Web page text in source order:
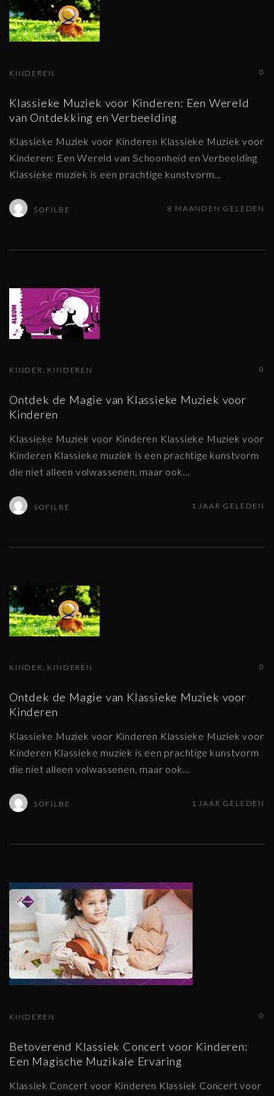
0
KINDEREN
Klassieke Muziek voor Kinderen: Een Wereld
van Ontdekking en Verbeelding
Klassieke Muziek voor Kinderen Klassieke Muziek voor
Kinderen: Een Wereld van Schoonheid en Verbeelding
Klassieke muziek is een prachtige kunstvorm…
SOFILBE 8 MAANDEN GELEDEN
0
KINDER KINDEREN
Ontdek de Magie van Klassieke Muziek voor
Kinderen
Klassieke Muziek voor Kinderen Klassieke Muziek voor
Kinderen Klassieke muziek is een prachtige kunstvorm
die niet alleen volwassenen, maar ook…
SOFILBE 1 JAAR GELEDEN
0
KINDER KINDEREN
Ontdek de Magie van Klassieke Muziek voor
Kinderen
Klassieke Muziek voor Kinderen Klassieke Muziek voor
Kinderen Klassieke muziek is een prachtige kunstvorm
die niet alleen volwassenen, maar ook…
SOFILBE 1 JAAR GELEDEN
0
KINDEREN
Betoverend Klassiek Concert voor Kinderen:
Een Magische Muzikale Ervaring
Klassiek Concert voor Kinderen Klassiek Concert voor